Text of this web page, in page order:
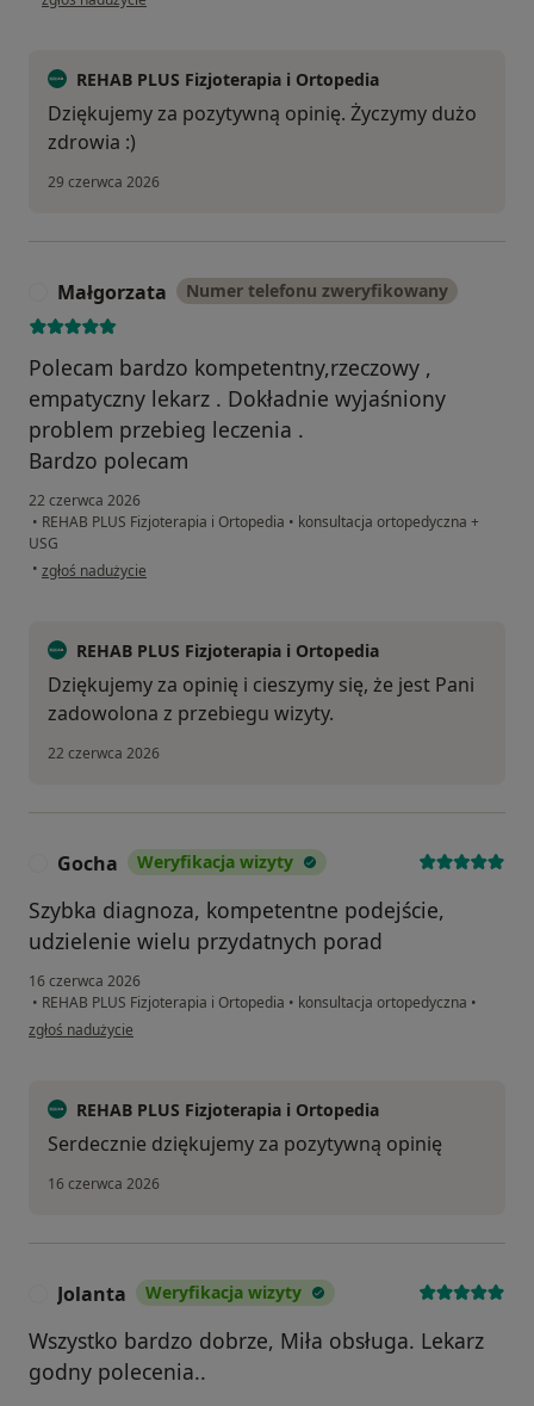
REHAB PLUS Fizjoterapia i Ortopedia
Dziękujemy za pozytywną opinię. Życzymy dużo
zdrowia :)
29 czerwca 2026
Małgorzata Numer telefonu zweryfikowany
Polecam bardzo kompetentny,rzeczowy ,
empatyczny lekarz . Dokładnie wyjaśniony
problem przebieg leczenia .
Bardzo polecam
22 czerwca 2026
• REHAB PLUS Fizjoterapia i Ortopedia • konsultacja ortopedyczna +
USG
• w opinii użytkownika Małgorzata
zgłoś nadużycie
REHAB PLUS Fizjoterapia i Ortopedia
Dziękujemy za opinię i cieszymy się, że jest Pani
zadowolona z przebiegu wizyty.
22 czerwca 2026
Gocha Weryfikacja wizyty
Szybka diagnoza, kompetentne podejście,
udzielenie wielu przydatnych porad
16 czerwca 2026
• REHAB PLUS Fizjoterapia i Ortopedia • konsultacja ortopedyczna •
w opinii użytkownika Gocha
zgłoś nadużycie
REHAB PLUS Fizjoterapia i Ortopedia
Serdecznie dziękujemy za pozytywną opinię
16 czerwca 2026
Jolanta Weryfikacja wizyty
Wszystko bardzo dobrze, Miła obsługa. Lekarz
godny polecenia..